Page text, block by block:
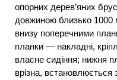
опорних дерев’яних
довжиною близько 1000
внизу поперечними
планки — накладні,
власне сидіння; нижня
врізна, встановлюється